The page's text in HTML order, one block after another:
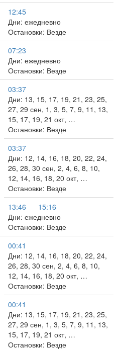
12:45
Дни: ежедневно
Остановки: Везде
07:23
Дни: ежедневно
Остановки: Везде
03:37
Дни: 13, 15, 17, 19, 21, 23, 25,
27, 29 сен, 1, 3, 5, 7, 9, 11, 13,
15, 17, 19, 21 окт, …
Остановки: Везде
03:37
Дни: 12, 14, 16, 18, 20, 22, 24,
26, 28, 30 сен, 2, 4, 6, 8, 10,
12, 14, 16, 18, 20 окт, …
Остановки: Везде
13:46
15:16
Дни: ежедневно
Остановки: Везде
00:41
Дни: 12, 14, 16, 18, 20, 22, 24,
26, 28, 30 сен, 2, 4, 6, 8, 10,
12, 14, 16, 18, 20 окт, …
Остановки: Везде
00:41
Дни: 13, 15, 17, 19, 21, 23, 25,
27, 29 сен, 1, 3, 5, 7, 9, 11, 13,
15, 17, 19, 21 окт, …
Остановки: Везде